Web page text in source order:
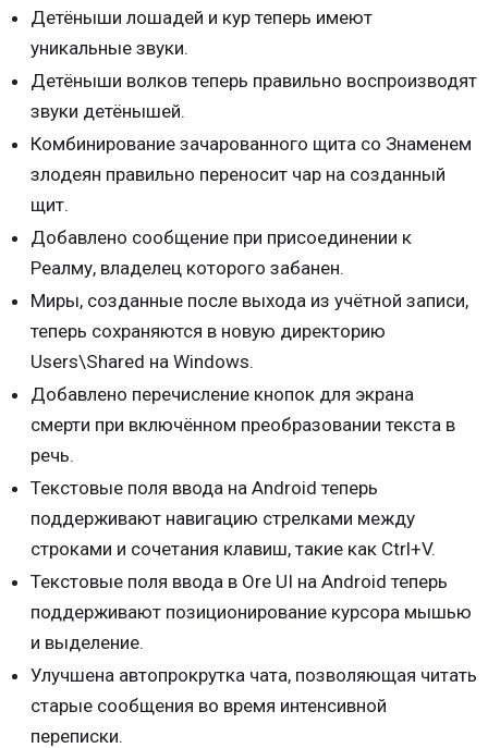
Детёныши лошадей и кур теперь имеют
уникальные звуки.
Детёныши волков теперь правильно воспроизводят
звуки детёнышей.
Комбинирование зачарованного щита со Знаменем
злодеян‌ правильно переносит чар на созданный
щит.
Добавлено сообщение при присоединении к
Реалму, владелец которого забанен.
Миры, созданные после выхода из учётной записи,
теперь сохраняются в новую директорию
Users\Shared на Windows.
Добавлено перечисление кнопок для экрана
смерти при включённом преобразовании текста в
речь.
Текстовые поля ввода на Android теперь
поддерживают навигацию стрелками между
строками и сочетания клавиш, такие как Ctrl+V.
Текстовые поля ввода в Ore UI на Android теперь
поддерживают позиционирование курсора мышью
и выделение.
Улучшена автопрокрутка чата, позволяющая читать
старые сообщения во время интенсивной
переписки.